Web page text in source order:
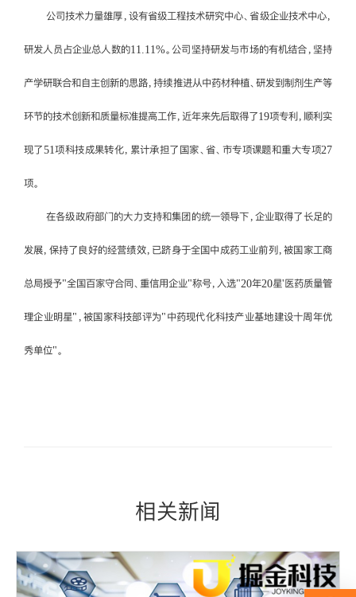
公司技术力量雄厚，设有省级工程技术研究中心、省级企业技术中心，
研发人员占企业总人数的11.11%。公司坚持研发与市场的有机结合，坚持
产学研联合和自主创新的思路，持续推进从中药材种植、研发到制剂生产等
环节的技术创新和质量标准提高工作，近年来先后取得了19项专利，顺利实
现了51项科技成果转化，累计承担了国家、省、市专项课题和重大专项27
项。
在各级政府部门的大力支持和集团的统一领导下，企业取得了长足的
发展，保持了良好的经营绩效，已跻身于全国中成药工业前列，被国家工商
总局授予"全国百家守合同、重信用企业"称号，入选"20年20星'医药质量管
理企业明星"，被国家科技部评为"中药现代化科技产业基地建设十周年优
秀单位"。
相关新闻